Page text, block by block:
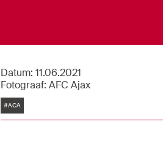
Datum: 11.06.2021
Fotograaf: AFC Ajax
Tags
#ACA